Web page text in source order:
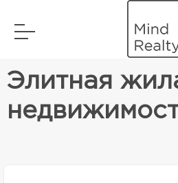
Элитная жилая
Элитная